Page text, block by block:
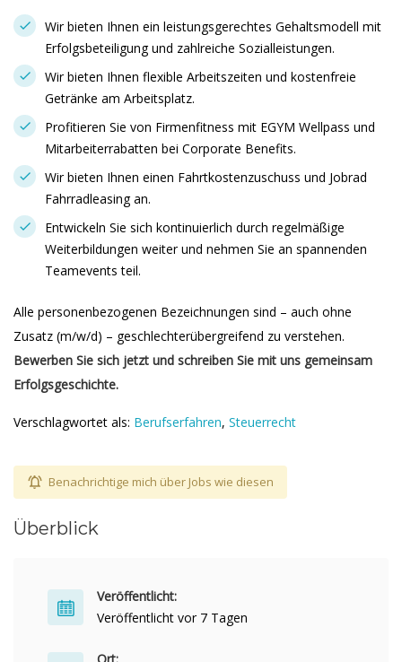
Wir bieten Ihnen ein leistungsgerechtes Gehaltsmodell mit
Erfolgsbeteiligung und zahlreiche Sozialleistungen.
Wir bieten Ihnen flexible Arbeitszeiten und kostenfreie
Getränke am Arbeitsplatz.
Profitieren Sie von Firmenfitness mit EGYM Wellpass und
Mitarbeiterrabatten bei Corporate Benefits.
Wir bieten Ihnen einen Fahrtkostenzuschuss und Jobrad
Fahrradleasing an.
Entwickeln Sie sich kontinuierlich durch regelmäßige
Weiterbildungen weiter und nehmen Sie an spannenden
Teamevents teil.
Alle personenbezogenen Bezeichnungen sind – auch ohne
Zusatz (m/w/d) – geschlechterübergreifend zu verstehen.
Bewerben Sie sich jetzt und schreiben Sie mit uns gemeinsam
Erfolgsgeschichte.
Verschlagwortet als: Berufserfahren, Steuerrecht
Benachrichtige mich über Jobs wie diesen
Überblick
Veröffentlicht:
Veröffentlicht vor 7 Tagen